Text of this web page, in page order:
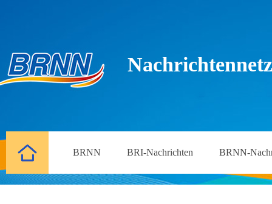
BRNN BRI-Nachrichten BRNN-